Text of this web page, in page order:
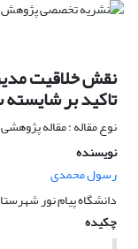
نقش خلاقیت
تاکید بر شایسته
نوع مقاله : مقاله پژوهشی
نویسنده
رسول محمدی
دانشگاه پیام نور
چکیده